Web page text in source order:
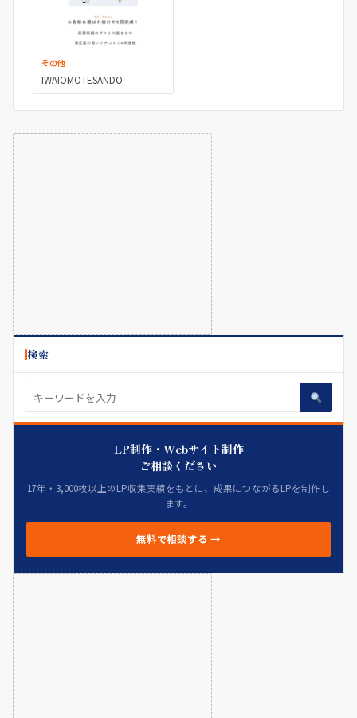
その他
IWAIOMOTESANDO
検索
LP制作・Webサイト制作
ご相談ください
17年・3,000枚以上のLP収集実績をもとに、成果につながるLPを制作し
ます。
無料で相談する →